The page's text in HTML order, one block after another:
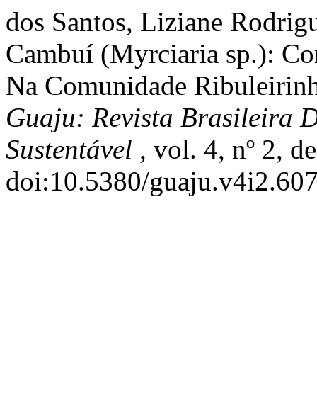
dos Santos, Liziane
Cambuí (Myrciaria sp.):
Na Comunidade
Guaju: Revista Brasileira
Sustentável , vol. 4, nº 2,
doi:10.5380/